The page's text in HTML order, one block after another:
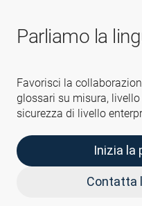
Parliamo la
Favorisci la
glossari su misura,
sicurezza di livello
Inizia la
Contatta